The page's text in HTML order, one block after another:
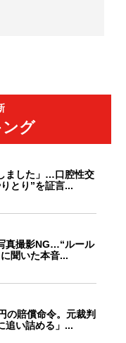
ング
ました」…口腔性交
とり”を証言...
真撮影NG…“ルール
聞いた本音...
の賠償命令。元裁判
追い詰める」...